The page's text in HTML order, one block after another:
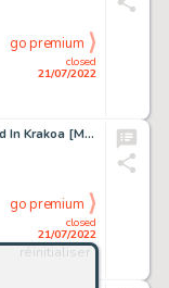
réinitialiser
closed
21/07/2022
go premium
Wolverine, X-Men, Omega Red In Krakoa [Marvel] - Original Page N.3 - Signed by Sergi Domenech - Pencil Art - Original Artworlk
closed
21/07/2022
go premium